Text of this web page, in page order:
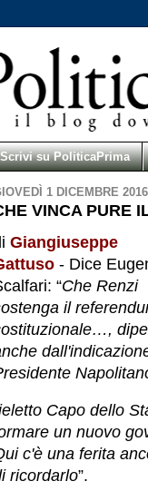
Scrivi su PoliticaPrima
1 DICEMBRE 2016
VINCA PURE
Giangiuseppe
- Dice
“Che Renzi
il
Capo dello
un nuovo
c'è una ferita
ricordarlo”.